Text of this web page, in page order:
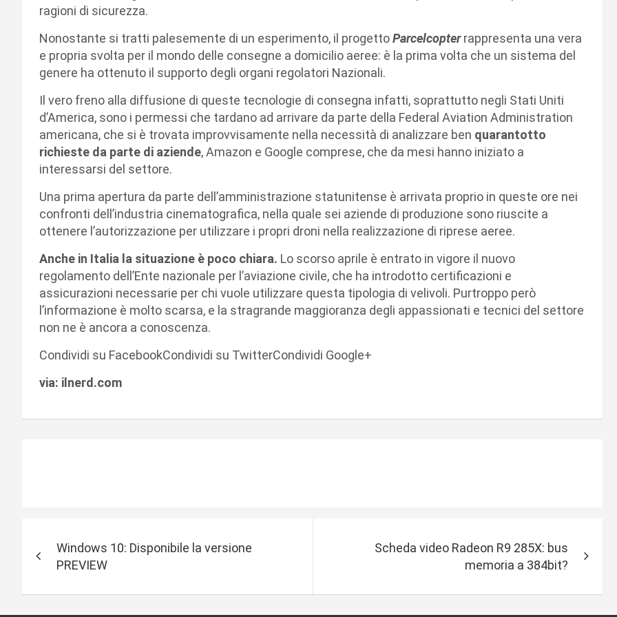
ragioni di sicurezza.
Nonostante si tratti palesemente di un esperimento, il progettoParcelcopterrappresenta una vera
e propria svolta per il mondo delle consegne a domicilio aeree: è la prima volta che un sistema del
genere ha ottenuto il supporto degli organi regolatori Nazionali.
Il vero freno alla diffusione di queste tecnologie di consegna infatti, soprattutto negli Stati Uniti
d’America, sono i permessi che tardano ad arrivare da parte della Federal Aviation Administration
americana, che si è trovata improvvisamente nella necessità di analizzare ben quarantotto
richieste da parte di aziende, Amazon e Google comprese, che da mesi hanno iniziato a
interessarsi del settore.
Una prima apertura da parte dell’amministrazione statunitense è arrivata proprio in queste ore nei
confronti dell’industria cinematografica, nella quale sei aziende di produzione sono riuscite a
ottenere l’autorizzazione per utilizzare i propri droni nella realizzazione di riprese aeree.
Anche in Italia la situazione è poco chiara. Lo scorso aprile è entrato in vigore il nuovo
regolamento dell’Ente nazionale per l’aviazione civile, che ha introdotto certificazioni e
assicurazioni necessarie per chi vuole utilizzare questa tipologia di velivoli. Purtroppo però
l’informazione è molto scarsa, e la stragrande maggioranza degli appassionati e tecnici del settore
non ne è ancora a conoscenza.
Condividi su FacebookCondividi su TwitterCondividi Google+
via: ilnerd.com
v
Windows 10: Disponibile la versione
PREVIEW
Scheda video Radeon R9 285X: bus
memoria a 384bit?